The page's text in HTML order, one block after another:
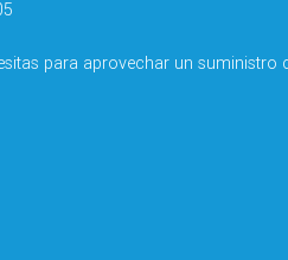
para aprovechar un suministro